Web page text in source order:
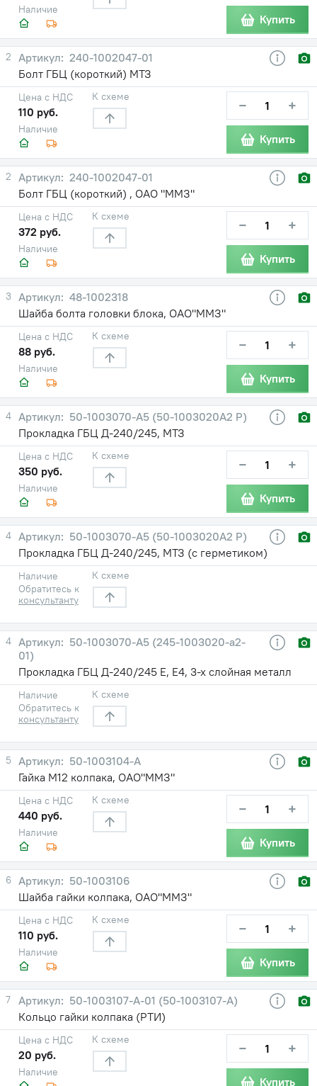
Наличие
Купить
2
240-1002047-01
Болт ГБЦ (короткий) МТЗ
Наличие
Цена с НДС
110 руб.
К схеме − +
Купить
2
240-1002047-01
Болт ГБЦ (короткий) , ОАО "ММЗ"
Наличие
Цена с НДС
372 руб.
К схеме − +
Купить
3
48-1002318
Шайба болта головки блока, ОАО"ММЗ"
Наличие
Цена с НДС
88 руб.
К схеме − +
Купить
4
50-1003070-А5 (50-1003020А2 Р)
Прокладка ГБЦ Д-240/245, МТЗ
Наличие
Цена с НДС
350 руб.
К схеме − +
Купить
4
50-1003070-А5 (50-1003020А2 Р)
Прокладка ГБЦ Д-240/245, МТЗ (с герметиком)
Наличие
Обратитесь к
консультанту
К схеме
4
50-1003070-А5 (245-1003020-а2-
01)
Прокладка ГБЦ Д-240/245 Е, Е4, 3-х слойная металл
Наличие
Обратитесь к
консультанту
К схеме
5
50-1003104-А
Гайка М12 колпака, ОАО"ММЗ"
Наличие
Цена с НДС
440 руб.
К схеме − +
Купить
6
50-1003106
Шайба гайки колпака, ОАО"ММЗ"
Наличие
Цена с НДС
110 руб.
К схеме − +
Купить
7
50-1003107-А-01 (50-1003107-А)
Кольцо гайки колпака (РТИ)
Наличие
Цена с НДС
20 руб.
К схеме − +
Купить